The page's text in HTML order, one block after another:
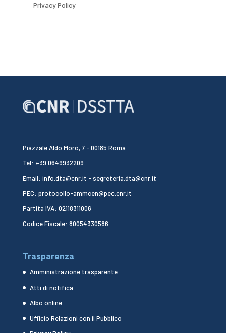
Privacy Policy
Piazzale Aldo Moro, 7 - 00185 Roma
Tel: +39 0649932209
Email: info.dta@cnr.it - segreteria.dta@cnr.it
PEC: protocollo-ammcen@pec.cnr.it
Partita IVA: 02118311006
Codice Fiscale: 80054330586
Trasparenza
Amministrazione trasparente
Atti di notifica
Albo online
Ufficio Relazioni con il Pubblico